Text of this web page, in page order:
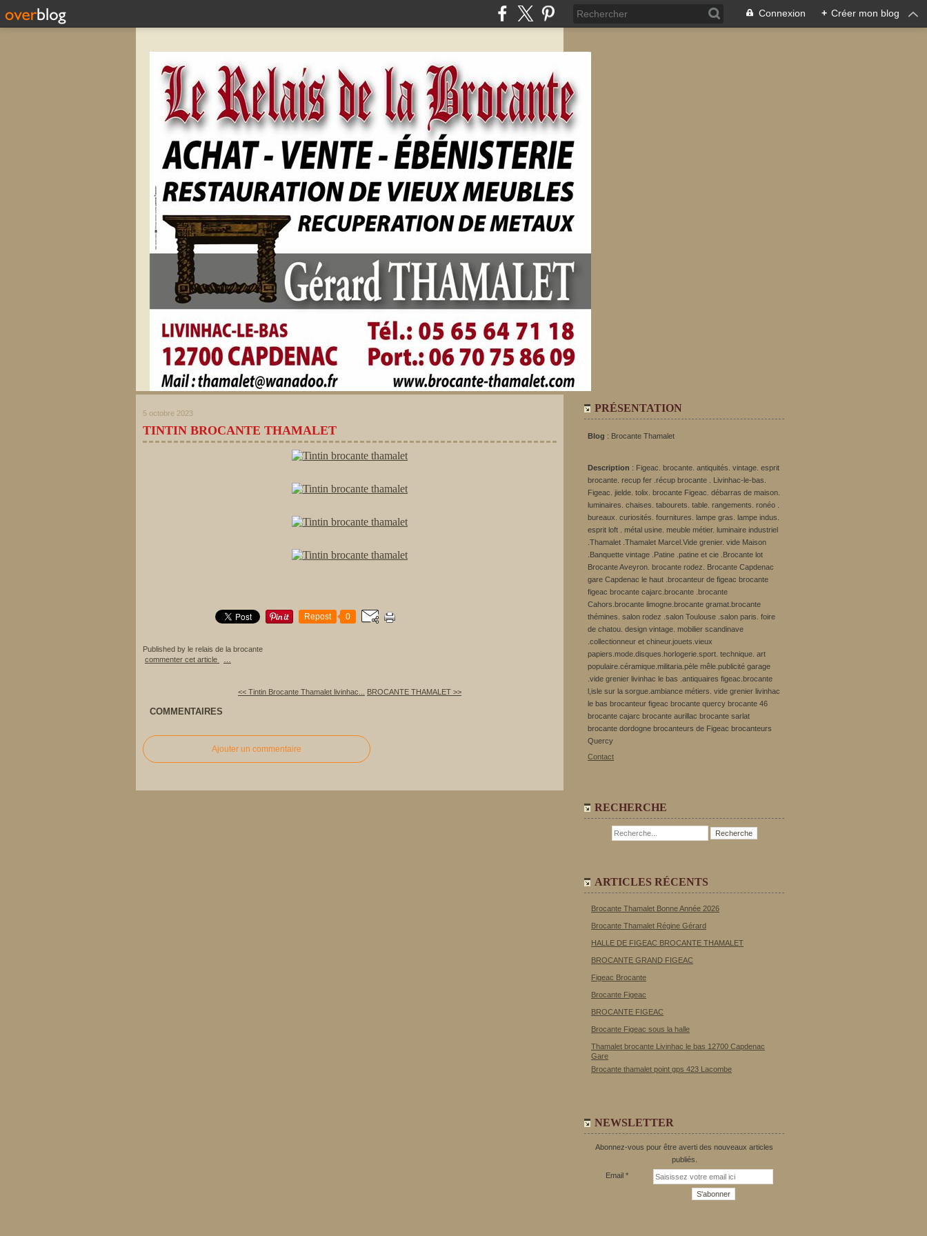
Connexion + Créer mon blog
5 octobre 2023
TINTIN BROCANTE THAMALET
Repost 0
Published by le relais de la brocante
commenter cet article
<< Tintin Brocante Thamalet livinhac... BROCANTE THAMALET >>
COMMENTAIRES
Ajouter un commentaire
PRÉSENTATION
Blog : Brocante Thamalet
Description : Figeac. brocante. antiquités. vintage. esprit
brocante. recup fer .récup brocante . Livinhac-le-bas.
Figeac. jielde. tolix. brocante Figeac. débarras de maison.
luminaires. chaises. tabourets. table. rangements. ronéo .
bureaux. curiosités. fournitures. lampe gras. lampe indus.
esprit loft . métal usine. meuble métier. luminaire industriel
.Thamalet .Thamalet Marcel.Vide grenier. vide Maison
.Banquette vintage .Patine .patine et cie .Brocante lot
Brocante Aveyron. brocante rodez. Brocante Capdenac
gare Capdenac le haut .brocanteur de figeac brocante
figeac brocante cajarc.brocante .brocante
Cahors.brocante limogne.brocante gramat.brocante
thémines. salon rodez .salon Toulouse .salon paris. foire
de chatou. design vintage. mobilier scandinave
.collectionneur et chineur.jouets.vieux
papiers.mode.disques.horlogerie.sport. technique. art
populaire.céramique.militaria.pèle mêle.publicité garage
.vide grenier livinhac le bas .antiquaires figeac.brocante
l,isle sur la sorgue.ambiance métiers. vide grenier livinhac
le bas brocanteur figeac brocante quercy brocante 46
brocante cajarc brocante aurillac brocante sarlat
brocante dordogne brocanteurs de Figeac brocanteurs
Quercy
Contact
RECHERCHE
ARTICLES RÉCENTS
Brocante Thamalet Bonne Année 2026
Brocante Thamalet Régine Gérard
HALLE DE FIGEAC BROCANTE THAMALET
BROCANTE GRAND FIGEAC
Figeac Brocante
Brocante Figeac
BROCANTE FIGEAC
Brocante Figeac sous la halle
Thamalet brocante Livinhac le bas 12700 Capdenac
Gare
Brocante thamalet point gps 423 Lacombe
NEWSLETTER
Abonnez-vous pour être averti des nouveaux articles
publiés.
Email